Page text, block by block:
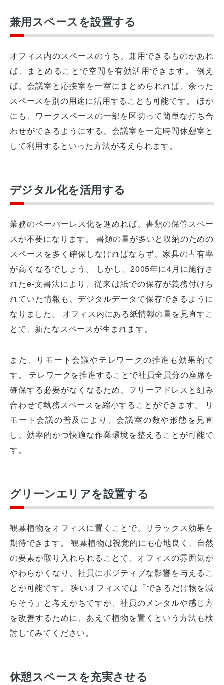
兼用スペースを設置する
オフィス内のスペースのうち、兼用できるものがあれ
ば、まとめることで空間を有効活用できます。 例え
ば、会議室と応接室を一室にまとめられれば、余った
スペースを別の用途に活用することも可能です。 ほか
にも、ワークスペースの一部を区切って簡単な打ち合
わせができるようにする、会議室を一定時間休憩室と
して利用するといった方法が考えられます。
デジタル化を活用する
業務のペーパーレス化を進めれば、書類の保管スペー
スが不要になります。 書類の量が多いと収納のための
スペースを多く確保しなければならず、家具の占有率
が高くなるでしょう。 しかし、2005年に4月に施行さ
れたe-文書法により、従来は紙での保存が義務付けら
れていた情報も、デジタルデータで保存できるように
なりました。 オフィス内にある紙情報の量を見直すこ
とで、新たなスペースが生まれます。
また、リモート会議やテレワークの推進も効果的で
す。 テレワークを推進することで社員全員分の座席を
確保する必要がなくなるため、フリーアドレスと組み
合わせて執務スペースを縮小することができます。 リ
モート会議の普及により、会議室の数や形態を見直
し、効率的かつ快適な作業環境を整えることが可能で
す。
グリーンエリアを設置する
観葉植物をオフィスに置くことで、リラックス効果を
期待できます。 観葉植物は視覚的にも心地良く、自然
の要素が取り入れられることで、オフィスの雰囲気が
やわらかくなり、社員にポジティブな影響を与えるこ
とが可能です。 狭いオフィスでは「できるだけ物を減
らそう」と考えがちですが、社員のメンタルや感じ方
を改善するために、あえて植物を置くという方法も検
討してみてください。
休憩スペースを充実させる